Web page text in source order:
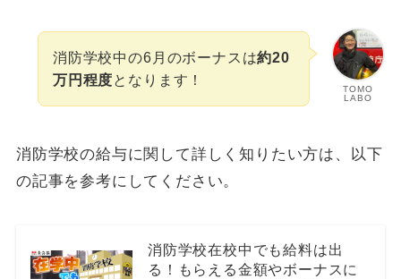
TOMO
LABO
消防学校中の6月のボーナスは約20
万円程度となります！
消防学校の給与に関して詳しく知りたい方は、以下
の記事を参考にしてください。
消防学校在校中でも給料は出
る！もらえる金額やボーナスに